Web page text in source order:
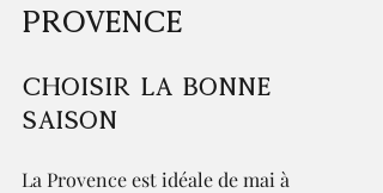
Provence
Choisir la bonne
saison
La Provence est idéale de mai à